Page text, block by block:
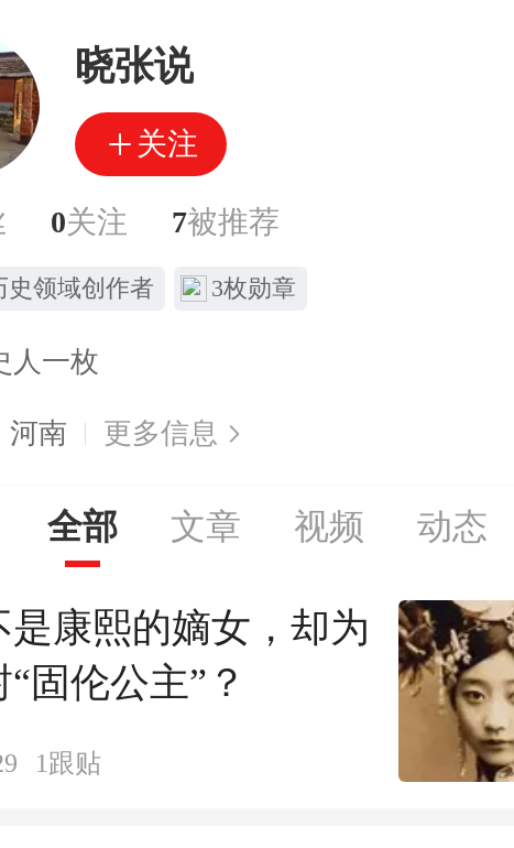
晓张说
关注
0关注 7被推荐
史领域创作者 3枚勋章
人一枚
河南 更多信息
全部 文章 视频 动态
是康熙的嫡女，却为
固伦公主”？
1跟贴